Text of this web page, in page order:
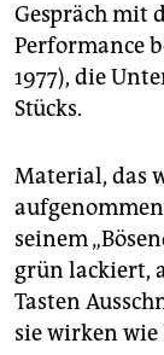
Gespräch mit
Performance
1977), die
Stücks.
Material, das
seinem
grün lackiert,
Tasten
sie wirken wie